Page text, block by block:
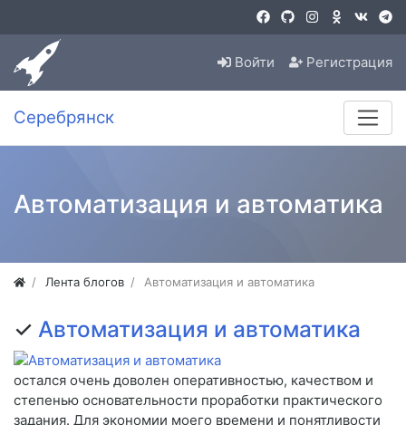
Войти Регистрация
Серебрянск
Автоматизация и автоматика
Лента блогов Автоматизация и автоматика
✓ Автоматизация и автоматика
остался очень доволен оперативностью, качеством и
степенью основательности проработки практического
задания. Для экономии моего времени и понятливости